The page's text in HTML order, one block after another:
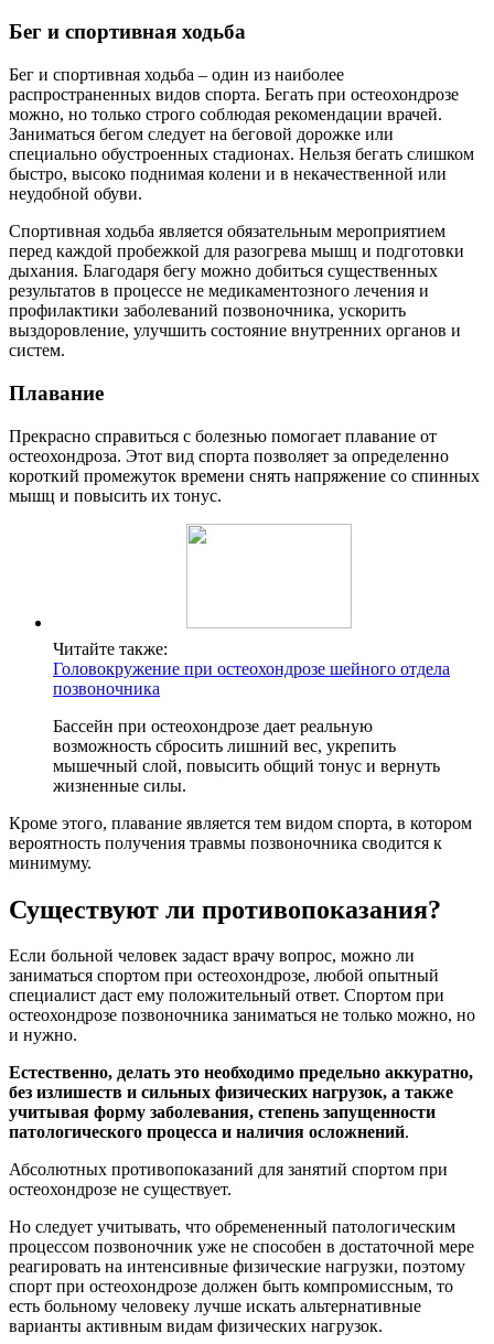
Бег и спортивная ходьба
Бег и спортивная ходьба – один из наиболее
распространенных видов спорта. Бегать при остеохондрозе
можно, но только строго соблюдая рекомендации врачей.
Заниматься бегом следует на беговой дорожке или
специально обустроенных стадионах. Нельзя бегать слишком
быстро, высоко поднимая колени и в некачественной или
неудобной обуви.
Спортивная ходьба является обязательным мероприятием
перед каждой пробежкой для разогрева мышц и подготовки
дыхания. Благодаря бегу можно добиться существенных
результатов в процессе не медикаментозного лечения и
профилактики заболеваний позвоночника, ускорить
выздоровление, улучшить состояние внутренних органов и
систем.
Плавание
Прекрасно справиться с болезнью помогает плавание от
остеохондроза. Этот вид спорта позволяет за определенно
короткий промежуток времени снять напряжение со спинных
мышц и повысить их тонус.
Читайте также:
Головокружение при остеохондрозе шейного отдела
позвоночника
Бассейн при остеохондрозе дает реальную
возможность сбросить лишний вес, укрепить
мышечный слой, повысить общий тонус и вернуть
жизненные силы.
Кроме этого, плавание является тем видом спорта, в котором
вероятность получения травмы позвоночника сводится к
минимуму.
Существуют ли противопоказания?
Если больной человек задаст врачу вопрос, можно ли
заниматься спортом при остеохондрозе, любой опытный
специалист даст ему положительный ответ. Спортом при
остеохондрозе позвоночника заниматься не только можно, но
и нужно.
Естественно, делать это необходимо предельно аккуратно,
без излишеств и сильных физических нагрузок, а также
учитывая форму заболевания, степень запущенности
патологического процесса и наличия осложнений.
Абсолютных противопоказаний для занятий спортом при
остеохондрозе не существует.
Но следует учитывать, что обремененный патологическим
процессом позвоночник уже не способен в достаточной мере
реагировать на интенсивные физические нагрузки, поэтому
спорт при остеохондрозе должен быть компромиссным, то
есть больному человеку лучше искать альтернативные
варианты активным видам физических нагрузок.